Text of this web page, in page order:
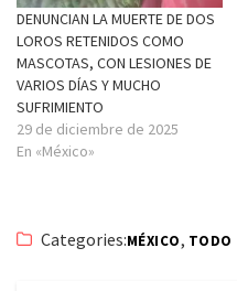
DENUNCIAN LA MUERTE DE DOS
LOROS RETENIDOS COMO
MASCOTAS, CON LESIONES DE
VARIOS DÍAS Y MUCHO
SUFRIMIENTO
29 de diciembre de 2025
En «México»
Categories:MÉXICO, TODO